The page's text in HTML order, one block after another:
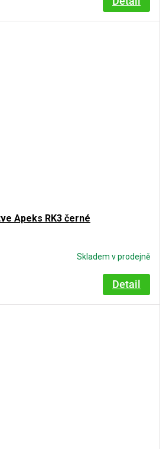
Apeks RK3 černé
Skladem v prodejně
Detail